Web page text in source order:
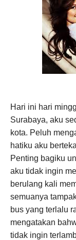
Hari ini hari
Surabaya, aku
kota. Peluh
hatiku aku
Penting bagiku
aku tidak ingin
berulang kali
semuanya
bus yang terlalu
mengatakan
tidak ingin